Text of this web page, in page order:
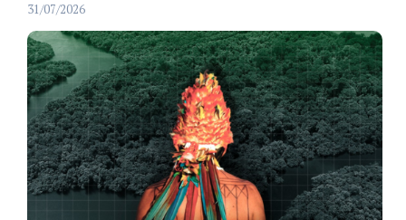
31/07/2026